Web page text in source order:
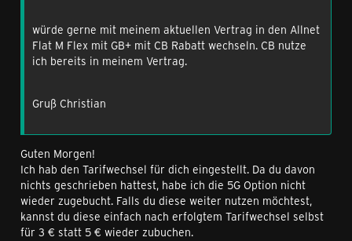
würde gerne mit meinem aktuellen Vertrag in den Allnet
Flat M Flex mit GB+ mit CB Rabatt wechseln. CB nutze
ich bereits in meinem Vertrag.
Gruß Christian
Guten Morgen!
Ich hab den Tarifwechsel für dich eingestellt. Da du davon
nichts geschrieben hattest, habe ich die 5G Option nicht
wieder zugebucht. Falls du diese weiter nutzen möchtest,
kannst du diese einfach nach erfolgtem Tarifwechsel selbst
für 3 € statt 5 € wieder zubuchen.